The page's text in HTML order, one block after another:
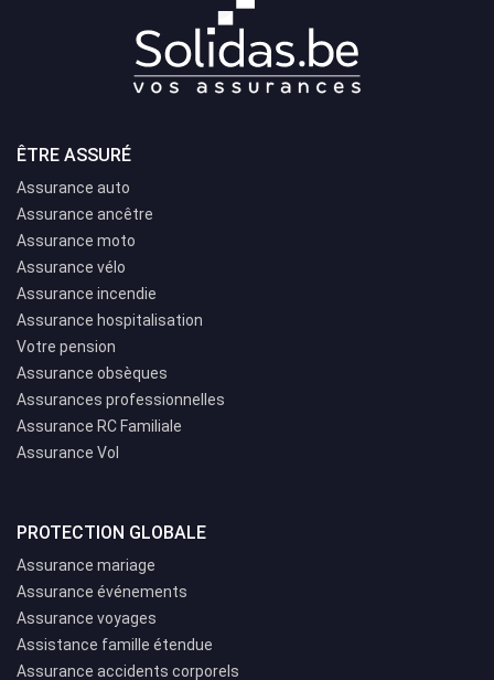
ÊTRE ASSURÉ
Assurance auto
Assurance ancêtre
Assurance moto
Assurance vélo
Assurance incendie
Assurance hospitalisation
Votre pension
Assurance obsèques
Assurances professionnelles
Assurance RC Familiale
Assurance Vol
PROTECTION GLOBALE
Assurance mariage
Assurance événements
Assurance voyages
Assistance famille étendue
Assurance accidents corporels